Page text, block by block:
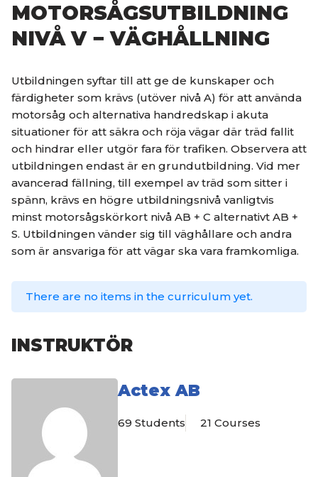
MOTORSÅGSUTBILDNING
NIVÅ V − VÄGHÅLLNING
Utbildningen syftar till att ge de kunskaper och
färdigheter som krävs (utöver nivå A) för att använda
motorsåg och alternativa handredskap i akuta
situationer för att säkra och röja vägar där träd fallit
och hindrar eller utgör fara för trafiken. Observera att
utbildningen endast är en grundutbildning. Vid mer
avancerad fällning, till exempel av träd som sitter i
spänn, krävs en högre utbildningsnivå vanligtvis
minst motorsågskörkort nivå AB + C alternativt AB +
S. Utbildningen vänder sig till väghållare och andra
som är ansvariga för att vägar ska vara framkomliga.
There are no items in the curriculum yet.
INSTRUKTÖR
Actex AB
69 Students 21 Courses